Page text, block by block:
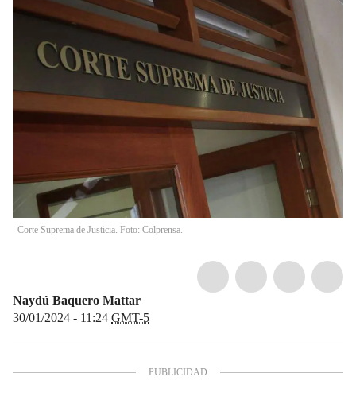
Corte Suprema de Justicia. Foto: Colprensa.
Naydú Baquero Mattar
30/01/2024 - 11:24 GMT-5